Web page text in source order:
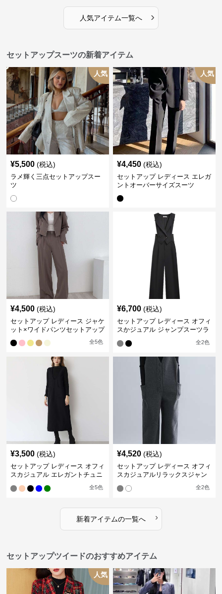
人気アイテム一覧へ ›
セットアップスーツの新着アイテム
人気
¥5,500 (税込)
ラメ輝く三点セットアップスー
ツ
人気
¥4,450 (税込)
セットアップ レディース エレガ
ントオーバーサイズスーツ
¥4,500 (税込)
セットアップ レディース ジャケ
ット×ワイドパンツセットアップ
全5色
¥6,700 (税込)
セットアップ レディース オフィ
スかジュアル ジャンプスーツラ
全2色
¥3,500 (税込)
セットアップ レディース オフィ
スカジュアル エレガントチュニ
全5色
¥4,520 (税込)
セットアップ レディース オフィ
スカジュアルリラックスジャン
全2色
新着アイテムの一覧へ ›
セットアップツイードのおすすめアイテム
人気